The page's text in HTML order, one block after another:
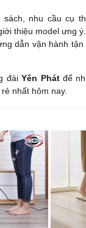
sách, nhu cầu cụ
thiệu model ưng ý.
dẫn vận hành
đàiYên Phátđể
nhất hôm nay.